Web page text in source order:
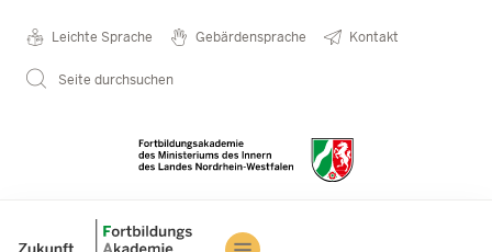
Metanavigation
Leichte Sprache Gebärdensprache Kontakt
Seite durchsuchen